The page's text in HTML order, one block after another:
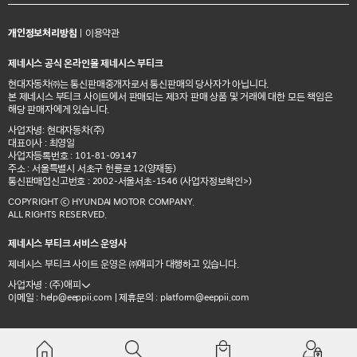
개인정보처리방침 이용약관
제네시스 공식 온라인몰 제네시스 부티크
현대자동차㈜는 통신판매중개자로서 통신판매의 당사자가 아닙니다.
본 제네시스 부티크 사이트에서 판매되는 제3자 판매 상품 및 거래에 대한 모든 책임은
해당 판매자에게 있습니다.
사업자명: 현대자동차(주)
대표이사 : 최영일
사업자등록번호 : 101-81-09147
주소 : 서울특별시 서초구 헌릉로 12(양재동)
통신판매업신고번호 : 2002-서울서초-1546 (사업자정보확인>)
COPYRIGHT ⓒ HYUNDAI MOTOR COMPANY.
ALL RIGHTS RESERVED.
제네시스 부티크 서비스 운영사
제네시스 부티크 사이트 운영은 ㈜애피가 대행하고 있습니다.
사업자명 : (주)애피
이메일 :
| 제휴문의 :